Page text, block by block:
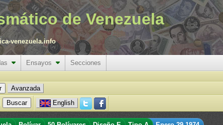
de Venezuela
venezuela.info
Ensayos
Secciones
Avanzada
English